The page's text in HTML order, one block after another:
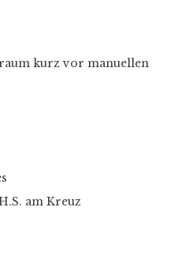
kurz vor manuellen
am Kreuz